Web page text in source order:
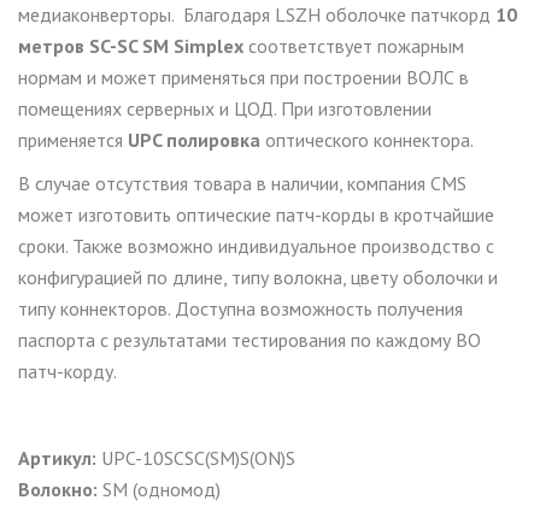
медиаконверторы. Благодаря LSZH оболочке патчкорд 10
метров SC-SC SM Simplex соответствует пожарным
нормам и может применяться при построении ВОЛС в
помещениях серверных и ЦОД. При изготовлении
применяется UPC полировка оптического коннектора.
В случае отсутствия товара в наличии, компания CMS
может изготовить оптические патч-корды в кротчайшие
сроки. Также возможно индивидуальное производство с
конфигурацией по длине, типу волокна, цвету оболочки и
типу коннекторов. Доступна возможность получения
паспорта с результатами тестирования по каждому ВО
патч-корду.
Артикул: UPC-10SCSC(SM)S(ON)S
Волокно: SM (одномод)